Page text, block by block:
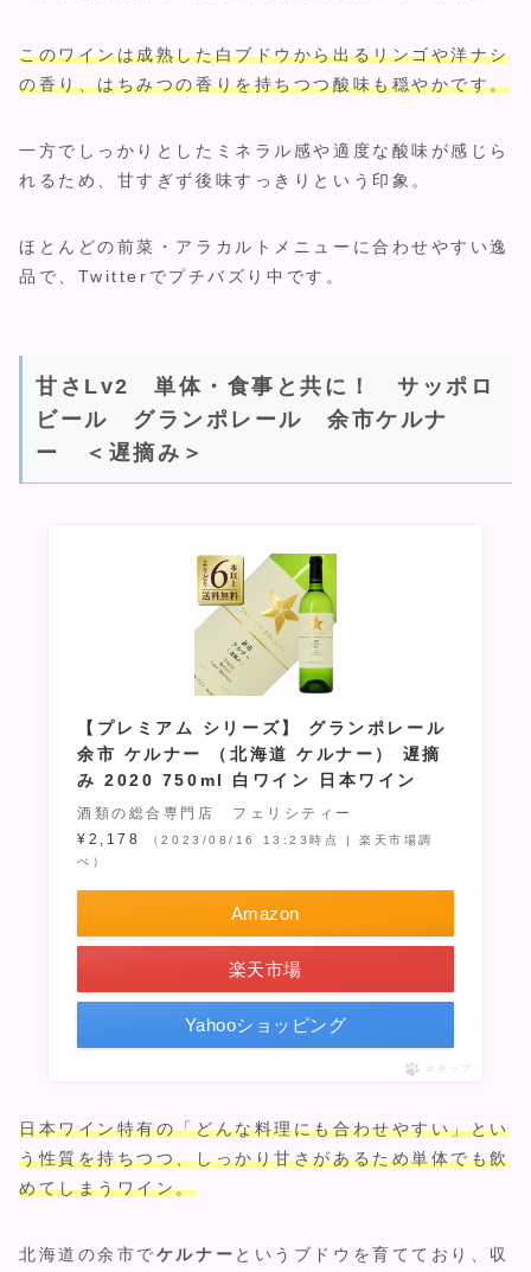
このワインは成熟した白ブドウから出るリンゴや洋ナシ
の香り、はちみつの香りを持ちつつ酸味も穏やかです。
一方でしっかりとしたミネラル感や適度な酸味が感じら
れるため、甘すぎず後味すっきりという印象。
ほとんどの前菜・アラカルトメニューに合わせやすい逸
品で、Twitterでプチバズり中です。
甘さLv2 単体・食事と共に！ サッポロ
ビール グランポレール 余市ケルナ
ー ＜遅摘み＞
【プレミアム シリーズ】 グランポレール
余市 ケルナー （北海道 ケルナー） 遅摘
み 2020 750ml 白ワイン 日本ワイン
酒類の総合専門店 フェリシティー
¥2,178
（2023/08/16 13:23時点 | 楽天市場調
べ）
Amazon
楽天市場
Yahooショッピング
ポチップ
日本ワイン特有の「どんな料理にも合わせやすい」とい
う性質を持ちつつ、しっかり甘さがあるため単体でも飲
めてしまうワイン。
北海道の余市でケルナー というブドウを育てており、収